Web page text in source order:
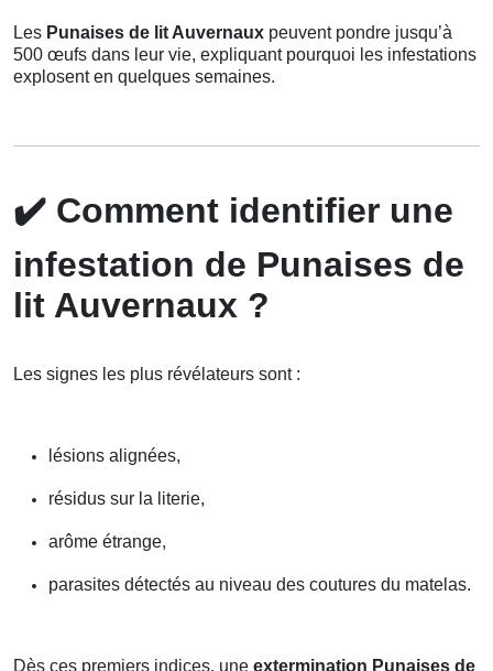
Les Punaises de lit Auvernaux peuvent pondre jusqu’à
500 œufs dans leur vie, expliquant pourquoi les infestations
explosent en quelques semaines.
✔️ Comment identifier une
infestation de Punaises de
lit Auvernaux ?
Les signes les plus révélateurs sont :
lésions alignées,
résidus sur la literie,
arôme étrange,
parasites détectés au niveau des coutures du matelas.
Dès ces premiers indices, une extermination Punaises de